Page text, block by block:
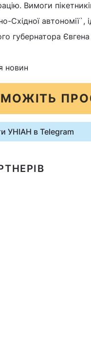
Вимоги
Східної
губернатора
новин
УНІАН в Telegram